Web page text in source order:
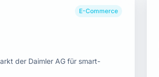
E-Commerce
der Daimler AG für smart-